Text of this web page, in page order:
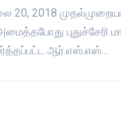
20, 2018
புதுச்சேரி
ஆர்.எஸ்.எஸ்…